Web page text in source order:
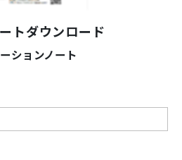
トダウンロード
ションノート